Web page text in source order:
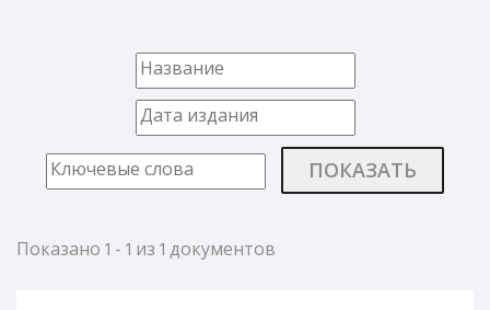
ПОКАЗАТЬ
Показано 1 - 1 из 1 документов